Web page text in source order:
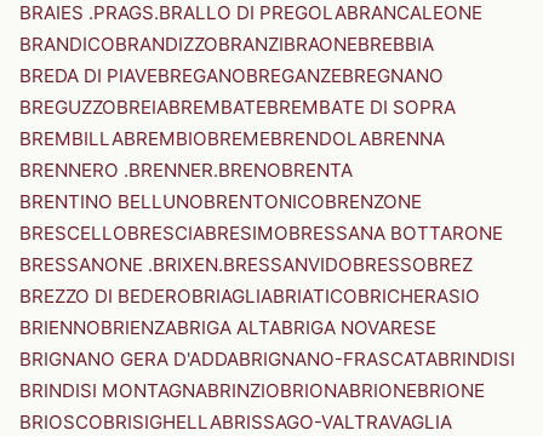
BRAIES .PRAGS.BRALLO DI PREGOLABRANCALEONE
BRANDICOBRANDIZZOBRANZIBRAONEBREBBIA
BREDA DI PIAVEBREGANOBREGANZEBREGNANO
BREGUZZOBREIABREMBATEBREMBATE DI SOPRA
BREMBILLABREMBIOBREMEBRENDOLABRENNA
BRENNERO .BRENNER.BRENOBRENTA
BRENTINO BELLUNOBRENTONICOBRENZONE
BRESCELLOBRESCIABRESIMOBRESSANA BOTTARONE
BRESSANONE .BRIXEN.BRESSANVIDOBRESSOBREZ
BREZZO DI BEDEROBRIAGLIABRIATICOBRICHERASIO
BRIENNOBRIENZABRIGA ALTABRIGA NOVARESE
BRIGNANO GERA D'ADDABRIGNANO-FRASCATABRINDISI
BRINDISI MONTAGNABRINZIOBRIONABRIONEBRIONE
BRIOSCOBRISIGHELLABRISSAGO-VALTRAVAGLIA